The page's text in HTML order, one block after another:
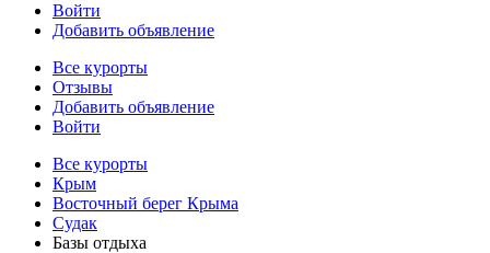
Войти
Добавить объявление
Все курорты
Отзывы
Добавить объявление
Войти
Все курорты
Крым
Восточный берег Крыма
Судак
Базы отдыха